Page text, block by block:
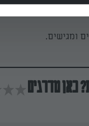
ומגישים.
כאן מדרגים